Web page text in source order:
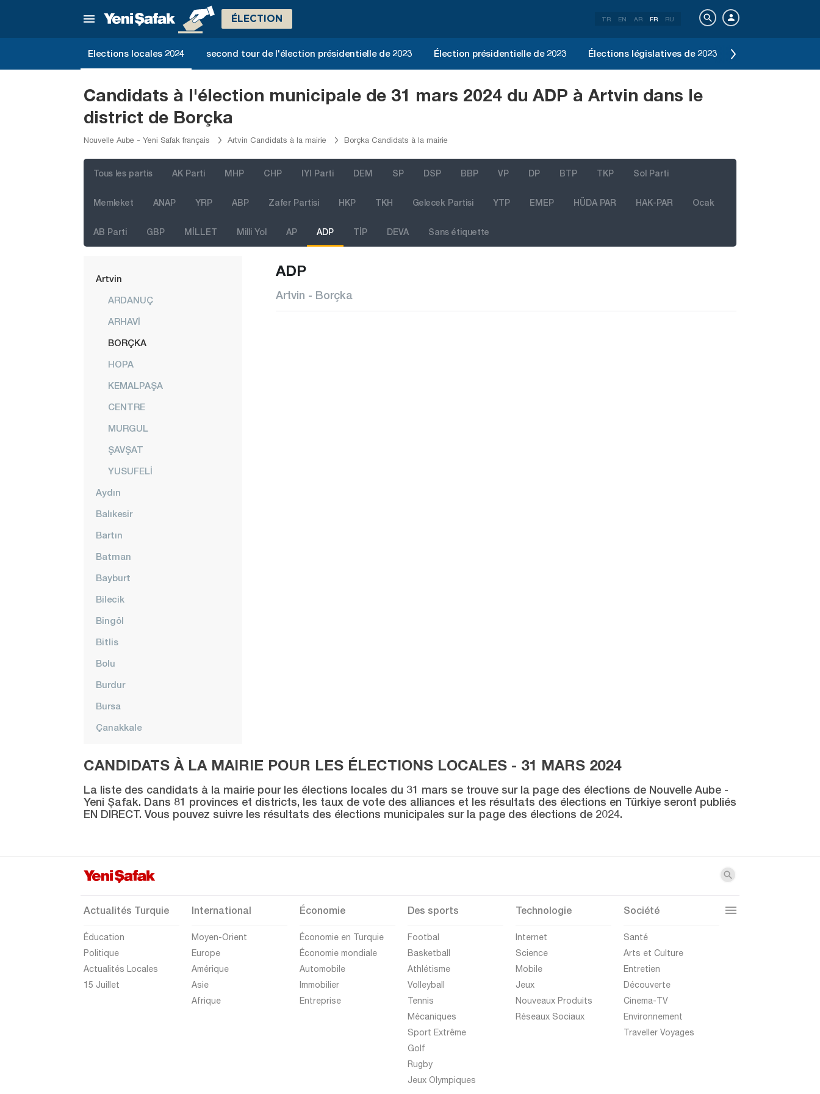
ÉLECTION TR EN AR FR RU
Elections locales 2024 second tour de l'élection présidentielle de 2023 Élection présidentielle de 2023 Élections législatives de 2023
Candidats à l'élection municipale de 31 mars 2024 du ADP à Artvin dans le
district de Borçka
Nouvelle Aube - Yeni Safak français Artvin Candidats à la mairie Borçka Candidats à la mairie
Tous les partis AK Parti MHP CHP IYI Parti DEM SP DSP BBP VP DP BTP TKP Sol Parti
Memleket ANAP YRP ABP Zafer Partisi HKP TKH Gelecek Partisi YTP EMEP HÜDA PAR HAK-PAR Ocak
AB Parti GBP MİLLET Milli Yol AP ADP TİP DEVA Sans étiquette
Ağrı
Antalya
Artvin
ARDANUÇ
ARHAVİ
BORÇKA
HOPA
KEMALPAŞA
CENTRE
MURGUL
ŞAVŞAT
YUSUFELİ
Aydın
Balıkesir
Bartın
Batman
Bayburt
Bilecik
Bingöl
Bitlis
Bolu
Burdur
Bursa
Çanakkale
Çorum
Denizli
Diyarbakır
Edirne
Elazığ
Erzincan
Eskişehir
Giresun
ADP
Artvin - Borçka
CANDIDATS À LA MAIRIE POUR LES ÉLECTIONS LOCALES - 31 MARS 2024
La liste des candidats à la mairie pour les élections locales du 31 mars se trouve sur la page des élections de Nouvelle Aube -
Yeni Şafak. Dans 81 provinces et districts, les taux de vote des alliances et les résultats des élections en Türkiye seront publiés
EN DIRECT. Vous pouvez suivre les résultats des élections municipales sur la page des élections de 2024.
Actualités Turquie
Éducation
Politique
Actualités Locales
15 Juillet
International
Moyen-Orient
Europe
Amérique
Asie
Afrique
Économie
Économie en Turquie
Économie mondiale
Automobile
Immobilier
Entreprise
Des sports
Footbal
Basketball
Athlétisme
Volleyball
Tennis
Mécaniques
Sport Extrême
Golf
Rugby
Jeux Olympiques
Technologie
Internet
Science
Mobile
Jeux
Nouveaux Produits
Réseaux Sociaux
Société
Santé
Arts et Culture
Entretien
Découverte
Cinema-TV
Environnement
Traveller Voyages